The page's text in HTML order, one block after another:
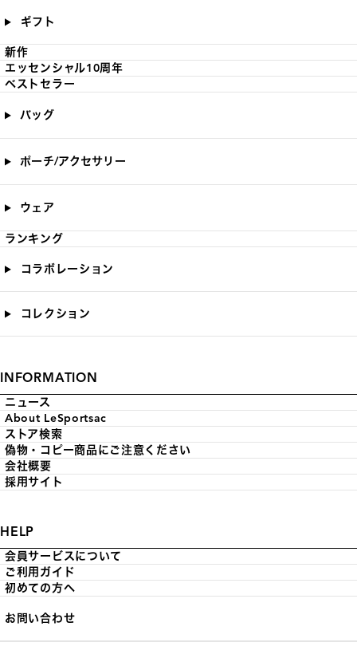
ギフト
新作
エッセンシャル10周年
ベストセラー
バッグ
ポーチ/アクセサリー
ウェア
ランキング
コラボレーション
コレクション
INFORMATION
ニュース
About LeSportsac
ストア検索
偽物・コピー商品にご注意ください
会社概要
採用サイト
HELP
会員サービスについて
ご利用ガイド
初めての方へ
お問い合わせ